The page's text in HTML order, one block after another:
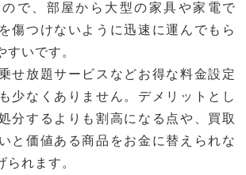
で、部屋から大型の家具や家電で
傷つけないように迅速に運んでもら
すいです。
せ放題サービスなどお得な料金設定
少なくありません。デメリットとし
分するよりも割高になる点や、買取
と価値ある商品をお金に替えられな
られます。